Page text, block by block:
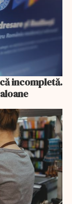
incompletă.